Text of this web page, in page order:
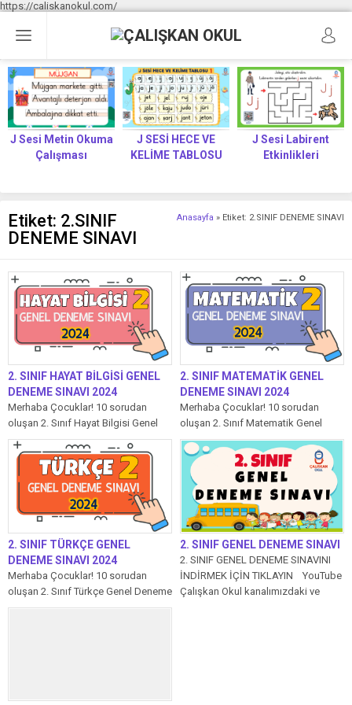
https://caliskanokul.com/
J Sesi Metin Okuma
Çalışması
J SESİ HECE VE
KELİME TABLOSU
J Sesi Labirent
Etkinlikleri
Anasayfa » Etiket: 2.SINIF DENEME SINAVI
Etiket: 2.SINIF
DENEME SINAVI
2. SINIF HAYAT BİLGİSİ GENEL
DENEME SINAVI 2024
Merhaba Çocuklar! 10 sorudan
oluşan 2. Sınıf Hayat Bilgisi Genel
Deneme Sınavı’mızda her soru 10...
2. SINIF MATEMATİK GENEL
DENEME SINAVI 2024
Merhaba Çocuklar! 10 sorudan
oluşan 2. Sınıf Matematik Genel
Deneme Sınavı’mızda her soru 10
puandır....
2. SINIF TÜRKÇE GENEL
DENEME SINAVI 2024
Merhaba Çocuklar! 10 sorudan
oluşan 2. Sınıf Türkçe Genel Deneme
Sınavı’mızda her soru 10 puandır....
2. SINIF GENEL DENEME SINAVI
2. SINIF GENEL DENEME SINAVINI
İNDİRMEK İÇİN TIKLAYIN YouTube
Çalışkan Okul kanalımızdaki ve